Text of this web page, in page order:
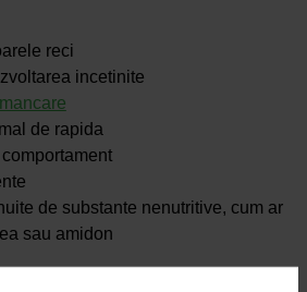
reci
incetinite
de rapida
de substante nenutritive, cum ar
sau amidon